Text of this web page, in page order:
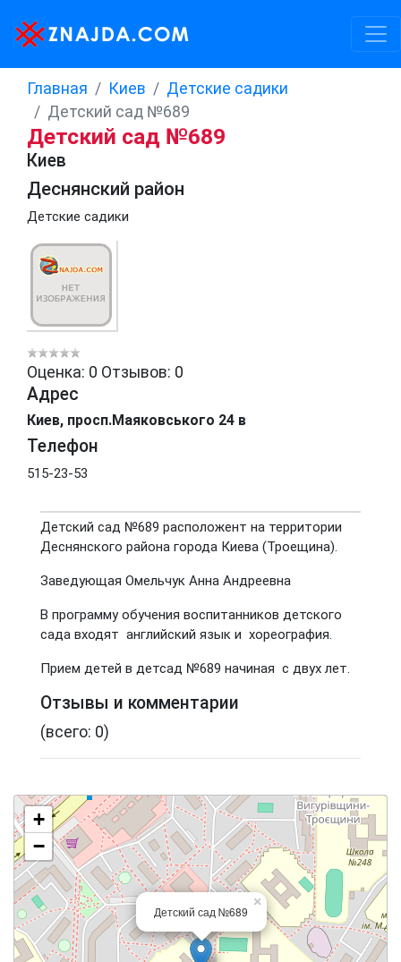
Главная Киев
Детские садики
Детский сад №689
Детский сад №689
Киев
Деснянский район
Детские садики
Оценка: 0 Отзывов: 0
Адрес
Киев, просп.Маяковського 24 в
Телефон
515-23-53
Детский сад №689 расположент на территории
Деснянского района города Киева (Троещина).
Заведующая Омельчук Анна Андреевна
В программу обучения воспитанников детского
сада входят английский язык и хореография.
Прием детей в детсад №689 начиная с двух лет.
Отзывы и комментарии
(всего: 0)
Детский сад №689
×
+
−